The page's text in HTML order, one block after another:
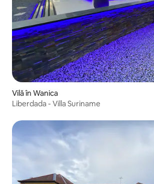
Vilă în Wanica
Liberdada - Villa Suriname